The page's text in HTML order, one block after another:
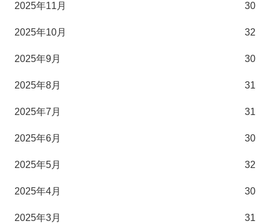
2025年11月 30
2025年10月 32
2025年9月 30
2025年8月 31
2025年7月 31
2025年6月 30
2025年5月 32
2025年4月 30
2025年3月 31